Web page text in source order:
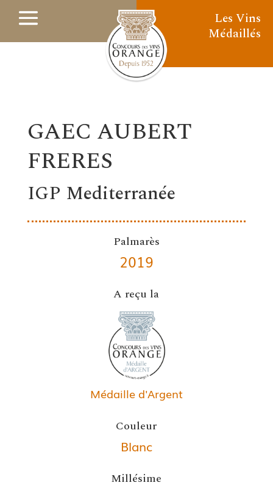
Les Vins
Médaillés
GAEC AUBERT
FRERES
IGP Mediterranée
Palmarès
2019
A reçu la
Médaille d'Argent
Couleur
Blanc
Millésime